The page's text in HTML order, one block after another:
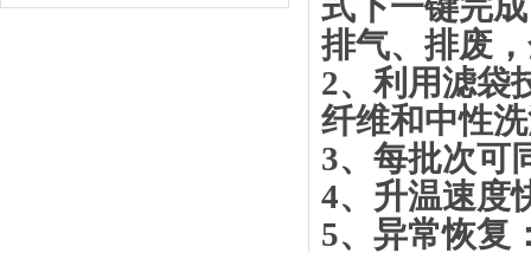
排气、排废
2、利用滤袋
纤维和中性
3、 每批次可
4、 升温速度
5、 异常恢复